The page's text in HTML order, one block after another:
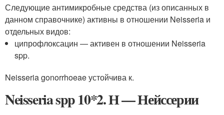
Следующие антимикробные средства (из описанных в
данном справочнике) активны в отношении Neisseria и
отдельных видов:
ципрофлоксацин — активен в отношении Neisseria
spp.
Neisseria gonorrhoeae устойчива к.
Neisseria spp 10*2. Н — Нейссерии